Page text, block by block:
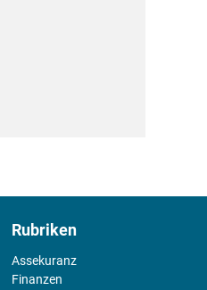
Rubriken
Assekuranz
Finanzen